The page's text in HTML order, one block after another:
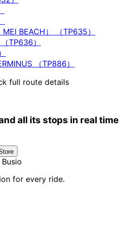
BEACH） （TP635）
TP636）
（TP886）
full route details
all its stops in real time
Busio
for every ride.